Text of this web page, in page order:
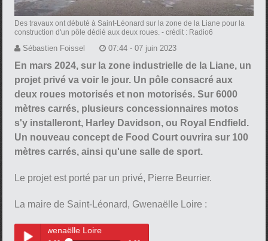
Des travaux ont débuté à Saint-Léonard sur la zone de la Liane pour la
construction d'un pôle dédié aux deux roues. - crédit : Radio6
Sébastien Foissel 07:44 - 07 juin 2023
En mars 2024, sur la zone industrielle de la Liane, un
projet privé va voir le jour. Un pôle consacré aux
deux roues motorisés et non motorisés. Sur 6000
mètres carrés, plusieurs concessionnaires motos
s'y installeront, Harley Davidson, ou Royal Endfield.
Un nouveau concept de Food Court ouvrira sur 100
mètres carrés, ainsi qu'une salle de sport.
Le projet est porté par un privé, Pierre Beurrier.
La maire de Saint-Léonard, Gwenaëlle Loire :
Loire